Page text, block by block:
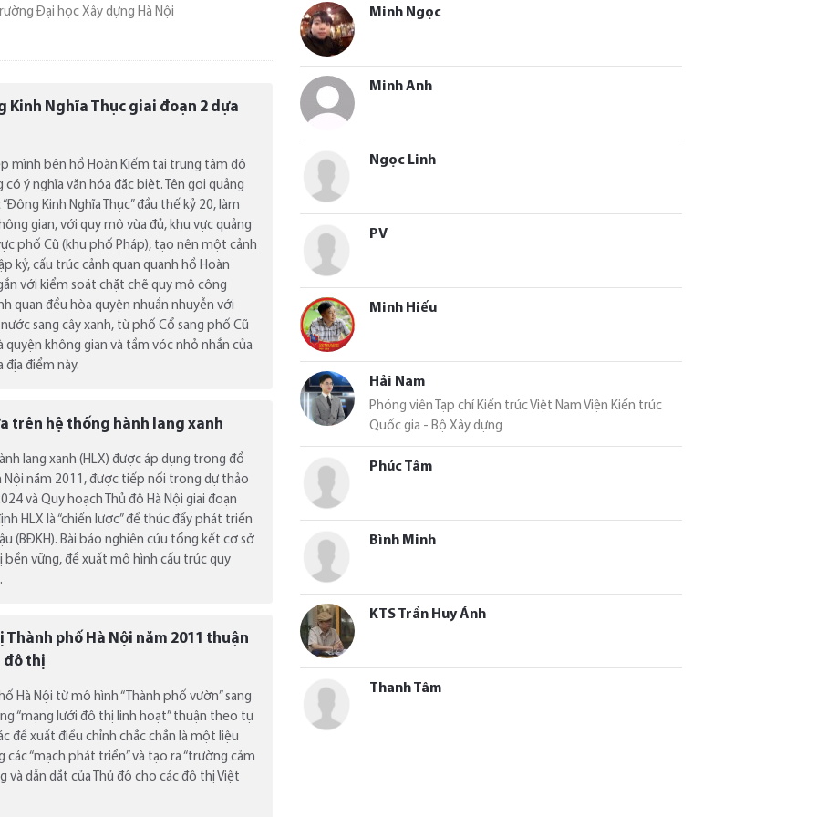
Đại học Xây dựng Hà Nội
Nghĩa Thục giai đoạn 2 dựa
mình bên hồ Hoàn Kiếm tại trung tâm đô
ý nghĩa văn hóa đặc biệt. Tên gọi quảng
Kinh Nghĩa Thục” đầu thế kỷ 20, làm
gian, với quy mô vừa đủ, khu vực quảng
phố Cũ (khu phố Pháp), tạo nên một cảnh
kỷ, cấu trúc cảnh quan quanh hồ Hoàn
với kiểm soát chặt chẽ quy mô công
quan đều hòa quyện nhuần nhuyễn với
sang cây xanh, từ phố Cổ sang phố Cũ
không gian và tầm vóc nhỏ nhắn của
địa điểm này.
trên hệ thống hành lang xanh
lang xanh (HLX) được áp dụng trong đồ
Nội năm 2011, được tiếp nối trong dự thảo
và Quy hoạch Thủ đô Hà Nội giai đoạn
HLX là “chiến lược” để thúc đẩy phát triển
(BĐKH). Bài báo nghiên cứu tổng kết cơ sở
vững, đề xuất mô hình cấu trúc quy
phố Hà Nội năm 2011 thuận
đô thị
Hà Nội từ mô hình “Thành phố vườn” sang
“mạng lưới đô thị linh hoạt” thuận theo tự
đề xuất điều chỉnh chắc chắn là một liệu
“mạch phát triển” và tạo ra “trường cảm
dẫn dắt của Thủ đô cho các đô thị Việt
Minh Ngọc
Minh Anh
Ngọc Linh
PV
Minh Hiếu
Hải Nam
Phóng viên Tạp chí Kiến trúc Việt Nam Viện Kiến trúc
Quốc gia - Bộ Xây dựng
Phúc Tâm
Bình Minh
KTS Trần Huy Ánh
Thanh Tâm